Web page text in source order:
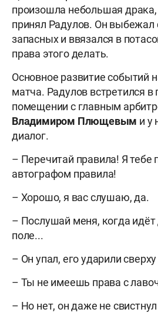
произошла небольшая драка,
принял Радулов. Он выбежал
запасных и ввязался в
права этого делать.
Основное развитие событий
матча. Радулов встретился в
помещении с главным
Владимиром Плющевым и у
диалог.
– Перечитай правила! Я тебе
автографом правила!
– Хорошо, я вас слушаю, да.
– Послушай меня, когда идёт
поле...
– Он упал, его ударили
– Ты не имеешь права с
– Но нет, он даже не